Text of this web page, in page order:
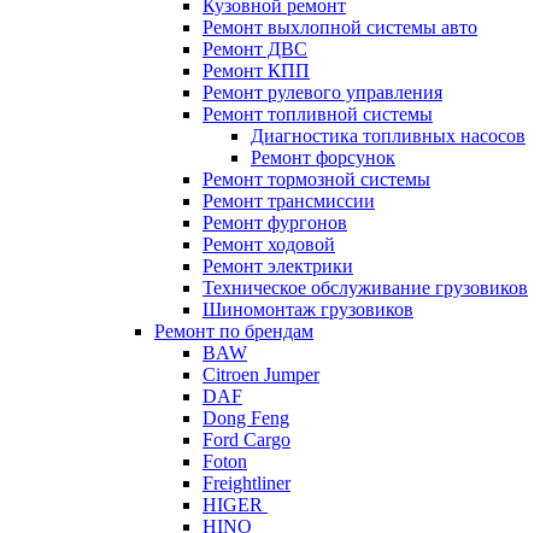
Кузовной ремонт
Ремонт выхлопной системы авто
Ремонт ДВС
Ремонт КПП
Ремонт рулевого управления
Ремонт топливной системы
Диагностика топливных насосов
Ремонт форсунок
Ремонт тормозной системы
Ремонт трансмиссии
Ремонт фургонов
Ремонт ходовой
Ремонт электрики
Техническое обслуживание грузовиков
Шиномонтаж грузовиков
Ремонт по брендам
BAW
Citroen Jumper
DAF
Dong Feng
Ford Cargo
Foton
Freightliner
HIGER
HINO